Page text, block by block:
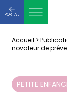
PORTAIL
Accueil >
novateur de
PETITE